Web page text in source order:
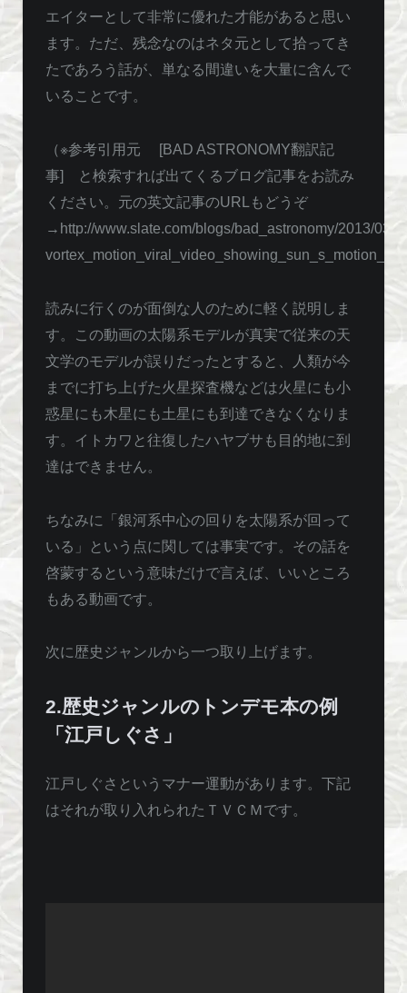
エイターとして非常に優れた才能があると思い
ます。ただ、残念なのはネタ元として拾ってき
たであろう話が、単なる間違いを大量に含んで
いることです。
（※参考引用元 [BAD ASTRONOMY翻訳記
事] と検索すれば出てくるブログ記事をお読み
ください。元の英文記事のURLもどうぞ
→http://www.slate.com/blogs/bad_astronomy/2013/03/
読みに行くのが面倒な人のために軽く説明しま
す。この動画の太陽系モデルが真実で従来の天
文学のモデルが誤りだったとすると、人類が今
までに打ち上げた火星探査機などは火星にも小
惑星にも木星にも土星にも到達できなくなりま
す。イトカワと往復したハヤブサも目的地に到
達はできません。
ちなみに「銀河系中心の回りを太陽系が回って
いる」という点に関しては事実です。その話を
啓蒙するという意味だけで言えば、いいところ
もある動画です。
次に歴史ジャンルから一つ取り上げます。
2.歴史ジャンルのトンデモ本の例
「江戸しぐさ」
江戸しぐさというマナー運動があります。下記
はそれが取り入れられたＴＶＣＭです。